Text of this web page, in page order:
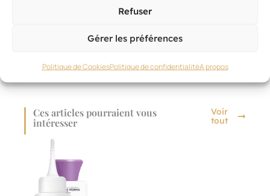
Refuser
Gérer les préférences
Politique de CookiesPolitique de confidentialitéA propos
Ces articles pourraient vous
intéresser
Voir
tout